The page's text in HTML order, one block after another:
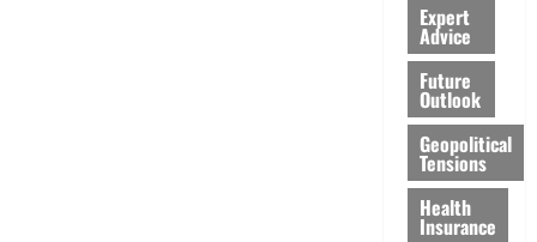
Expert
Advice
Future
Outlook
Geopolitical
Tensions
Health
Insurance